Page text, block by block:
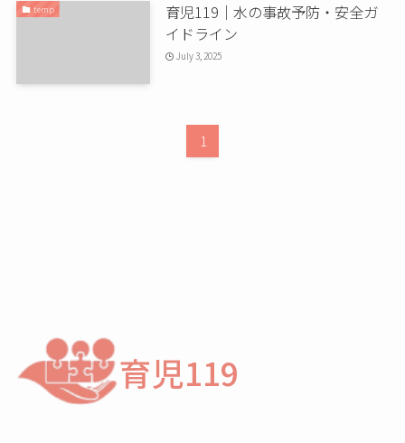
temp
育児119｜水の事故予防・安全ガ
イドライン
July 3, 2025
1
育児119